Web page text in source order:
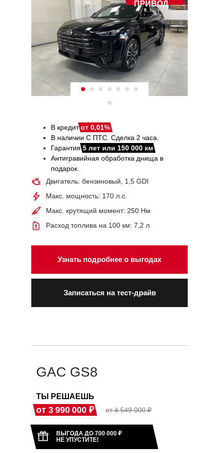
Записаться на тест-драйв
Узнать подробнее о выгодах
В кредитот 0,01%
В наличии С ПТС. Сделка 2 часа.
Гарантия5 лет или 150 000 км
Антигравийная обработка днища в
подарок.
Расход топлива на 100 км: 7,2 л
Макс. крутящий момент: 250 Нм
Макс. мощность: 170 л.с.
Двигатель: бензиновый, 1,5 GDI
ПРИВОД
GAC GS8
ТЫ РЕШАЕШЬ
от 4 549 000 ₽
от 3 990 000 ₽
ВЫГОДА ДО 700 000 ₽
НЕ УПУСТИТЕ!